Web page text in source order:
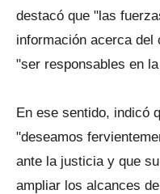
destacó que "las
información acerca del
"ser responsables en
En ese sentido, indicó
"deseamos
ante la justicia y que
ampliar los alcances